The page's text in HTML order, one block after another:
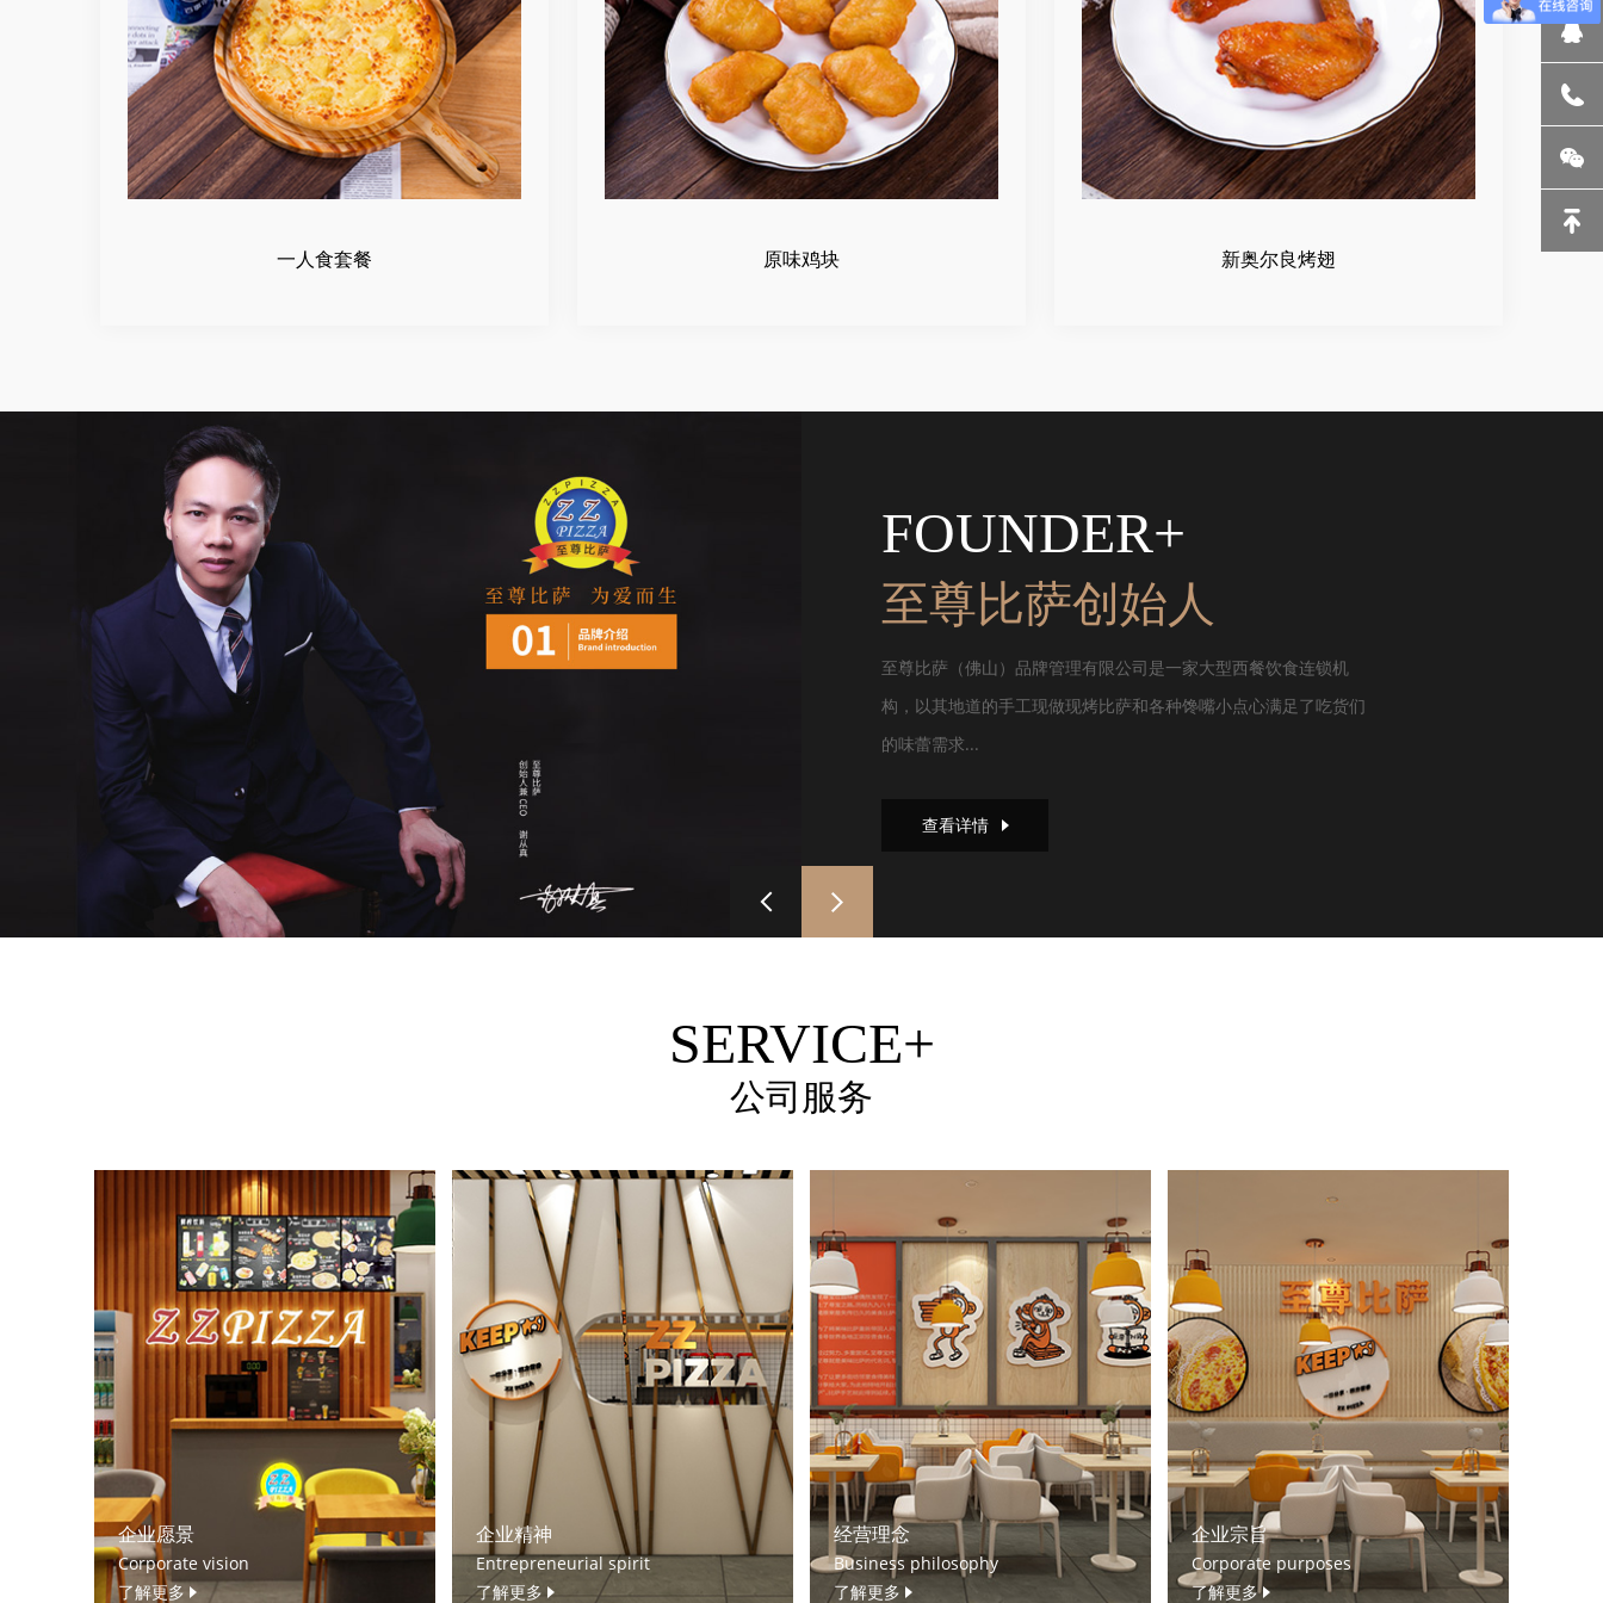
一人食套餐 原味鸡块 新奥尔良烤翅
FOUNDER+
至尊比萨创始人
至尊比萨（佛山）品牌管理有限公司是一家大型西餐饮食连锁机
构，以其地道的手工现做现烤比萨和各种馋嘴小点心满足了吃货们
的味蕾需求...
查看详情
SERVICE+
公司服务
企业愿景
Corporate vision
了解更多
企业精神
Entrepreneurial spirit
了解更多
经营理念
Business philosophy
了解更多
企业宗旨
Corporate purposes
了解更多